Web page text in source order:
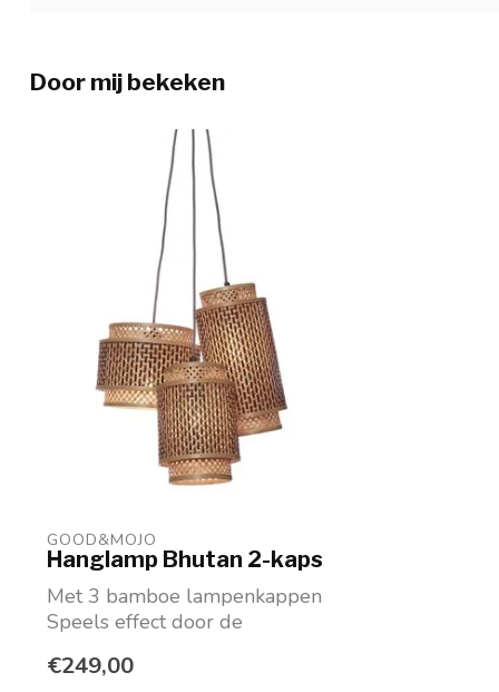
Door mij bekeken
GOOD&MOJO
Hanglamp Bhutan 2-kaps
Met 3 bamboe lampenkappen
Speels effect door de
100% duur...
€249,00